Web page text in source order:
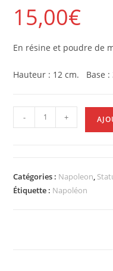
15,00€
- +
Catégories :Napoleon